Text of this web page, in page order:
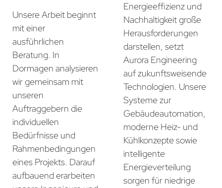
Unsere Arbeit beginnt
mit einer
ausführlichen
Beratung. In
Dormagen analysieren
wir gemeinsam mit
unseren
Auftraggebern die
individuellen
Bedürfnisse und
Rahmenbedingungen
eines Projekts. Darauf
aufbauend erarbeiten
Energieeffizienz und
Nachhaltigkeit große
Herausforderungen
darstellen, setzt
Aurora Engineering
auf zukunftsweisende
Technologien. Unsere
Systeme zur
Gebäudeautomation,
moderne Heiz- und
Kühlkonzepte sowie
intelligente
Energieverteilung
sorgen für niedrige